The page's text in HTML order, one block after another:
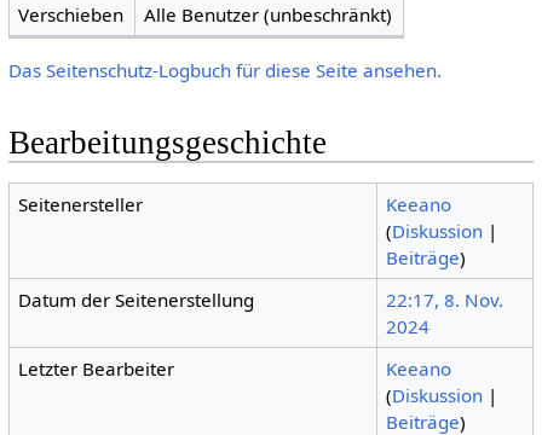
Verschieben
Alle Benutzer (unbeschränkt)
Das Seitenschutz-Logbuch für diese Seite ansehen.
Bearbeitungsgeschichte
Seitenersteller
Keeano
(Diskussion |
Beiträge)
Datum der Seitenerstellung
22:17, 8. Nov.
2024
Letzter Bearbeiter
Keeano
(Diskussion |
Beiträge)